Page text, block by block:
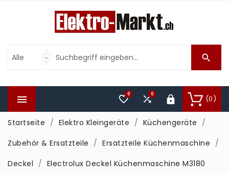

 (0)

0
0
Startseite Elektro Kleingeräte
Küchengeräte
Zubehör & Ersatzteile
Ersatzteile Küchenmaschine
Deckel
Electrolux Deckel Küchenmaschine M3180